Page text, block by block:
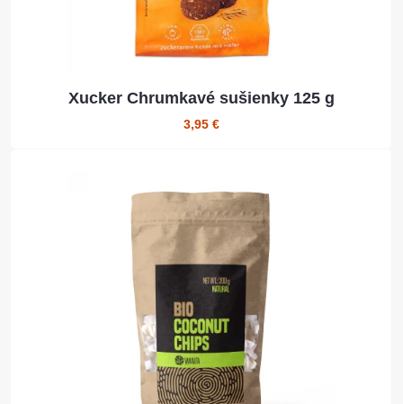
Xucker Chrumkavé sušienky 125 g
3,95 €